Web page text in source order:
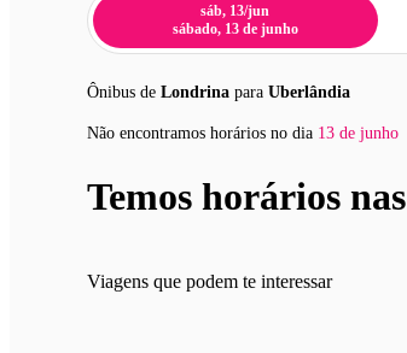
sáb, 13/jun
sábado, 13 de junho
Ônibus de Londrina para Uberlândia
Não encontramos horários no dia 13 de junho
Temos horários
Viagens que podem te interessar